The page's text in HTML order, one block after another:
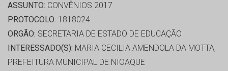
ASSUNTO: CONVÊNIOS 2017
PROTOCOLO: 1818024
ORGÃO: SECRETARIA DE ESTADO DE EDUCAÇÃO
INTERESSADO(S): MARIA CECILIA AMENDOLA DA MOTTA,
PREFEITURA MUNICIPAL DE NIOAQUE